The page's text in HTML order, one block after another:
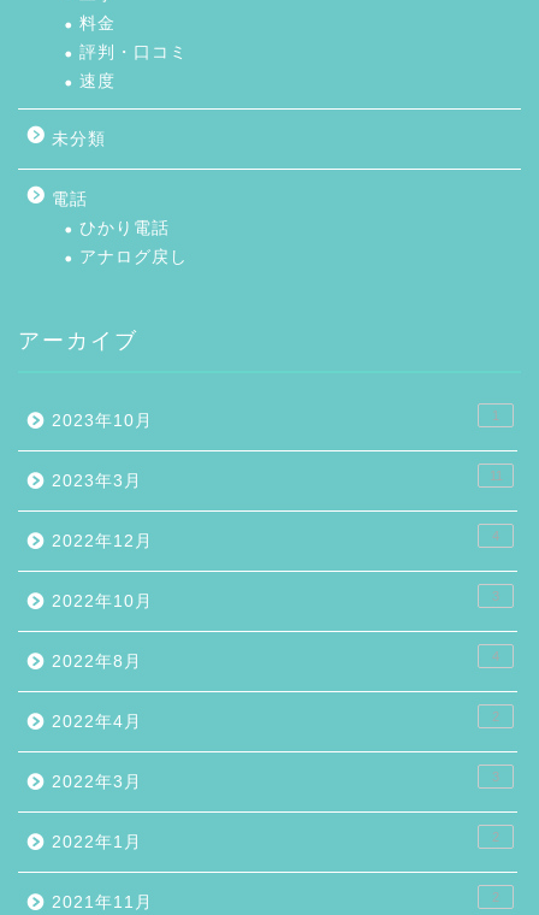
料金
評判・口コミ
速度
未分類
電話
ひかり電話
アナログ戻し
アーカイブ
2023年10月 1
2023年3月 11
2022年12月 4
2022年10月 3
2022年8月 4
2022年4月 2
2022年3月 3
2022年1月 2
2021年11月 2